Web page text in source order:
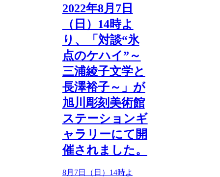
2022年8月7日
（日）14時よ
り、「対談“氷
点のケハイ”～
三浦綾子文学と
長澤裕子～」が
旭川彫刻美術館
ステーションギ
ャラリーにて開
催されました。
8月7日（日）14時よ